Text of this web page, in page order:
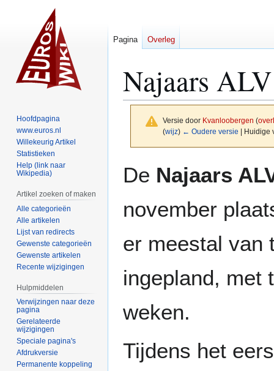
Najaars ALV
Versie door Kvanloobergen (
(wijz) ← Oudere versie | Huidige
navigatie
zoeken
De Najaars
november
er meestal van
ingepland, met
weken.
Tijdens het
Pagina Overleg
Hoofdpagina
www.euros.nl
Willekeurig Artikel
Statistieken
Help (link naar
Wikipedia)
Artikel zoeken of maken
Alle categorieën
Alle artikelen
Lijst van redirects
Gewenste categorieën
Gewenste artikelen
Recente wijzigingen
Hulpmiddelen
Verwijzingen naar deze
pagina
Gerelateerde
wijzigingen
Speciale pagina's
Afdrukversie
Permanente koppeling